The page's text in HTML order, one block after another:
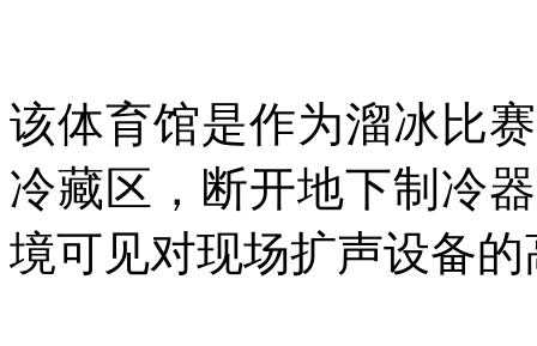
该体育馆是作为溜冰比
冷藏区，断开地下制冷
境可见对现场扩声设备